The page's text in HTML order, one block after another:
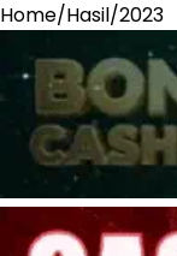
Home/Hasil/2023